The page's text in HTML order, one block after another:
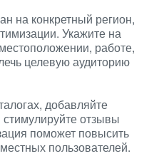
на конкретный регион,
Укажите на
работе,
целевую аудиторию
добавляйте
отзывы
поможет повысить
пользователей.